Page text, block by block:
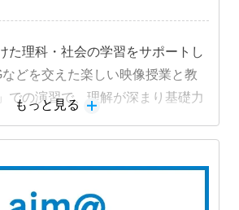
た理科・社会の学習をサポートし
どを交えた楽しい映像授業と教
での演習で、理解が深まり基礎力
もっと見る